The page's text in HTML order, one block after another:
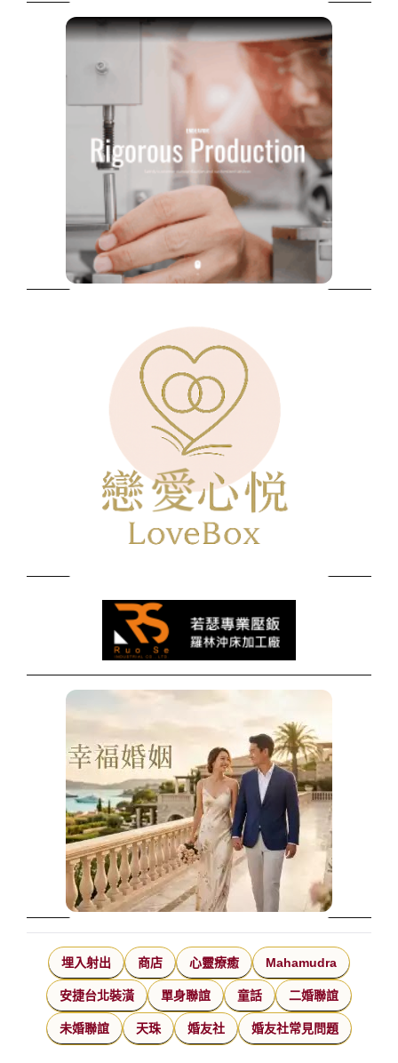
埋入射出 商店 心靈療癒 Mahamudra
安捷台北裝潢 單身聯誼 童話 二婚聯誼
未婚聯誼 天珠 婚友社 婚友社常見問題